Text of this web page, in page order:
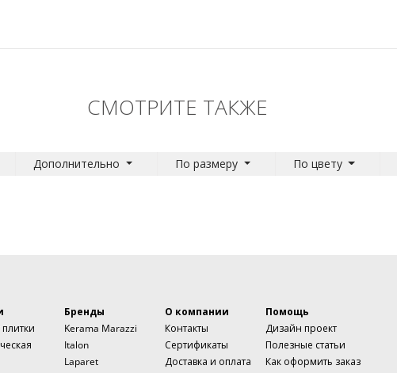
СМОТРИТЕ ТАКЖЕ
Дополнительно По размеру По цвету
плитки
Бренды
Kerama Marazzi
Italon
Laparet
О компании
Контакты
Сертификаты
Доставка и оплата
Помощь
Дизайн проект
Полезные статьи
Как оформить заказ